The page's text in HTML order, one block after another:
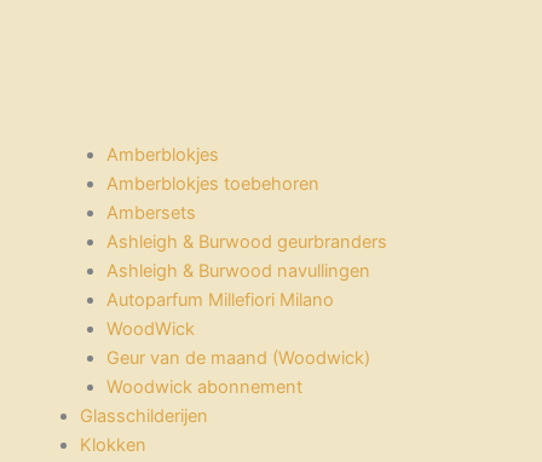
Amberblokjes
Amberblokjes toebehoren
Ambersets
Ashleigh & Burwood geurbranders
Ashleigh & Burwood navullingen
Autoparfum Millefiori Milano
WoodWick
Geur van de maand (Woodwick)
Woodwick abonnement
Glasschilderijen
Klokken